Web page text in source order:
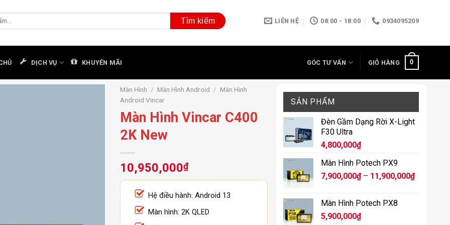
LIÊN HỆ 08:00 - 18:00 0934095209
DỊCH VỤ KHUYẾN MÃI GÓC TƯ VẤN GIỎ HÀNG 0
Màn Hình / Màn Hình Android / Màn Hình
Android Vincar
Màn Hình Vincar C400
2K New
10,950,000₫
Hệ điều hành: Android 13
Màn hình: 2K QLED
SẢN PHẨM
Đèn Gầm Dạng Rời X-Light
F30 Ultra
4,800,000₫
Màn Hình Potech PX9
7,900,000₫ – 11,900,000₫Khoảng
Màn Hình Potech PX8
5,900,000₫